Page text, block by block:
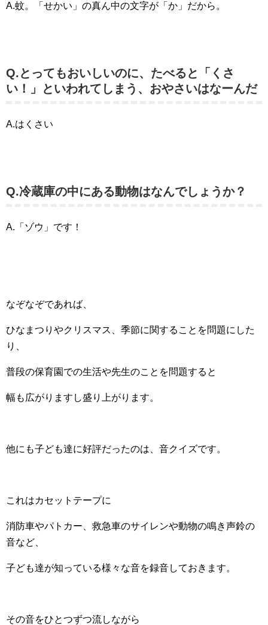
A.蚊。「せかい」の真ん中の文字が「か」だから。
Q.とってもおいしいのに、たべると「くさ
い！」といわれてしまう、おやさいはなーんだ
A.はくさい
Q.冷蔵庫の中にある動物はなんでしょうか？
A.「ゾウ」です！
なぞなぞであれば、
ひなまつりやクリスマス、季節に関することを問題にした
り、
普段の保育園での生活や先生のことを問題すると
幅も広がりますし盛り上がります。
他にも子ども達に好評だったのは、音クイズです。
これはカセットテープに
消防車やパトカー、救急車のサイレンや動物の鳴き声鈴の
音など、
子ども達が知っている様々な音を録音しておきます。
その音をひとつずつ流しながら